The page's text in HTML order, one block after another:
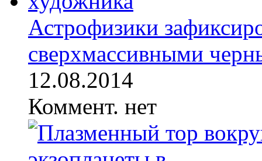
Астрофизики
сверхмассивными
12.08.2014
Коммент. нет